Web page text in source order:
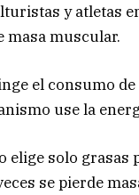
y atletas
masa muscular.
el consumo
use la
solo grasas
se pierde